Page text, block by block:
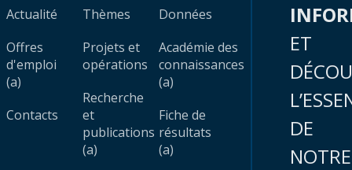
Actualité
Offres
d'emploi
(a)
Contacts
Thèmes
Projets et
opérations
Recherche
et
publications
(a)
Données
Académie des
connaissances
(a)
Fiche de
résultats
(a)
ET
DE
NOTRE